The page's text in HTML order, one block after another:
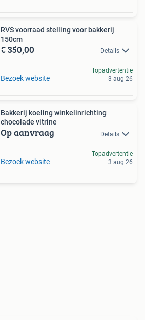
RVS voorraad stelling voor bakkerij
150cm
€ 350,00 Details
Bezoek website
Topadvertentie
3 aug 26
Bakkerij koeling winkelinrichting
chocolade vitrine
Op aanvraag Details
Bezoek website
Topadvertentie
3 aug 26